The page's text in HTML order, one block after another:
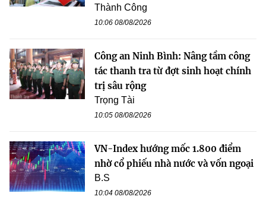
Thành Công
10:06 08/08/2026
Công an Ninh Bình: Nâng tầm công
tác thanh tra từ đợt sinh hoạt chính
trị sâu rộng
Trọng Tài
10:05 08/08/2026
VN-Index hướng mốc 1.800 điểm
nhờ cổ phiếu nhà nước và vốn ngoại
B.S
10:04 08/08/2026